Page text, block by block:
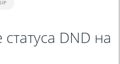
DND на